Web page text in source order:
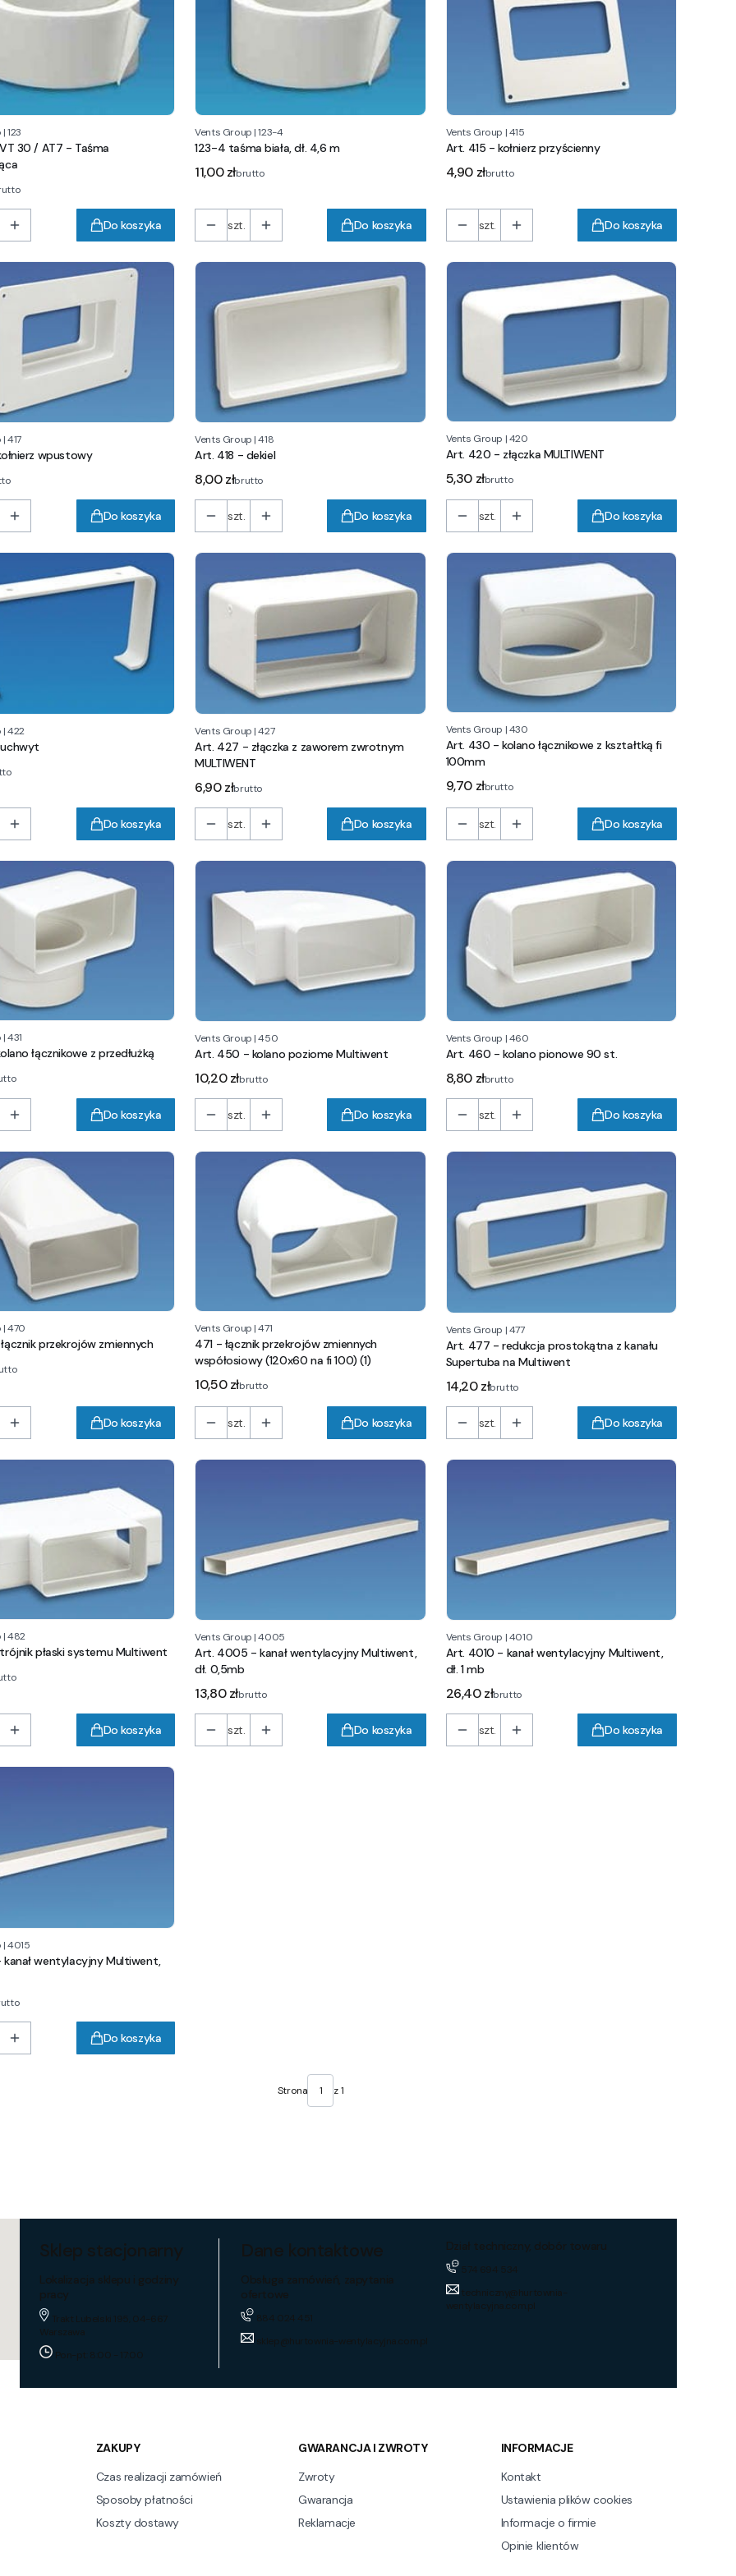
|123
30 / AT7 - Taśma
Do koszyka
Vents Group |123-4
123-4 taśma biała, dł. 4,6 m
Cena
11,00 złbrutto
szt. Do koszyka
Vents Group |415
Art. 415 - kołnierz przyścienny
Cena
4,90 złbrutto
szt. Do koszyka
|417
wpustowy
Do koszyka
Vents Group |418
Art. 418 - dekiel
Cena
8,00 złbrutto
szt. Do koszyka
Vents Group |420
Art. 420 - złączka MULTIWENT
Cena
5,30 złbrutto
szt. Do koszyka
|422
Do koszyka
Vents Group |427
Art. 427 - złączka z zaworem zwrotnym
MULTIWENT
Cena
6,90 złbrutto
szt. Do koszyka
Vents Group |430
Art. 430 - kolano łącznikowe z kształtką fi
100mm
Cena
9,70 złbrutto
szt. Do koszyka
|431
łącznikowe z przedłużką
Do koszyka
Vents Group |450
Art. 450 - kolano poziome Multiwent
Cena
10,20 złbrutto
szt. Do koszyka
Vents Group |460
Art. 460 - kolano pionowe 90 st.
Cena
8,80 złbrutto
szt. Do koszyka
|470
przekrojów zmiennych
Do koszyka
Vents Group |471
471 - łącznik przekrojów zmiennych
współosiowy (120x60 na fi 100) (1)
Cena
10,50 złbrutto
szt. Do koszyka
Vents Group |477
Art. 477 - redukcja prostokątna z kanału
Supertuba na Multiwent
Cena
14,20 złbrutto
szt. Do koszyka
|482
płaski systemu Multiwent
Do koszyka
Vents Group |4005
Art. 4005 - kanał wentylacyjny Multiwent,
dł. 0,5mb
Cena
13,80 złbrutto
szt. Do koszyka
Vents Group |4010
Art. 4010 - kanał wentylacyjny Multiwent,
dł. 1 mb
Cena
26,40 złbrutto
szt. Do koszyka
|4015
wentylacyjny Multiwent,
Do koszyka
Strona z 1
Sklep stacjonarny
Lokalizacja sklepu i godziny
pracy
Trakt Lubelski 195, 04-667
Warszawa
Pon-pt: 8:00 - 17:00
Dane kontaktowe
Obsługa zamówień, zapytania
ofertowe
884 024 451
sklep@hurtownia-wentylacyjna.com.pl
Dział techniczny, dobór towaru
574 694 534
techniczny@hurtownia-
wentylacyjna.com.pl
ZAKUPY
Czas realizacji zamówień
Sposoby płatności
Koszty dostawy
GWARANCJA I ZWROTY
Zwroty
Gwarancja
Reklamacje
INFORMACJE
Kontakt
Ustawienia plików cookies
Informacje o firmie
Opinie klientów